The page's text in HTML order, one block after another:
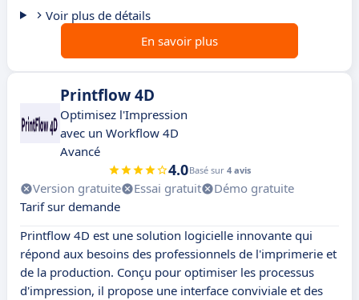
Voir plus de détails
En savoir plus
Printflow 4D
Optimisez l'Impression
avec un Workflow 4D
Avancé
4.0Basé sur 4 avis
Version gratuite Essai gratuit
Démo gratuite
Tarif sur demande
Printflow 4D est une solution logicielle innovante qui
répond aux besoins des professionnels de l'imprimerie et
de la production. Conçu pour optimiser les processus
d'impression, il propose une interface conviviale et des